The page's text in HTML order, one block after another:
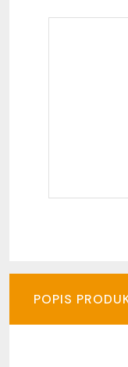
POPIS